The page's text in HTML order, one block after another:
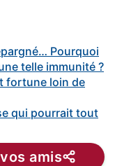
Pourquoi
telle immunité ?
fortune loin de
qui pourrait tout
amis